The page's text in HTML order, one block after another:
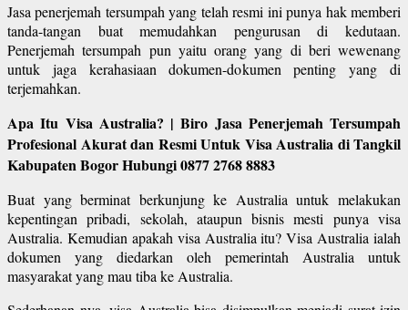
Jasa penerjemah tersumpah yang telah resmi ini punya hak memberi
tanda-tangan buat memudahkan pengurusan di kedutaan.
Penerjemah tersumpah pun yaitu orang yang di beri wewenang
untuk jaga kerahasiaan dokumen-dokumen penting yang di
terjemahkan.
Apa Itu Visa Australia? | Biro Jasa Penerjemah Tersumpah
Profesional Akurat dan Resmi Untuk Visa Australia di Tangkil
Kabupaten Bogor Hubungi 0877 2768 8883
Buat yang berminat berkunjung ke Australia untuk melakukan
kepentingan pribadi, sekolah, ataupun bisnis mesti punya visa
Australia. Kemudian apakah visa Australia itu? Visa Australia ialah
dokumen yang diedarkan oleh pemerintah Australia untuk
masyarakat yang mau tiba ke Australia.